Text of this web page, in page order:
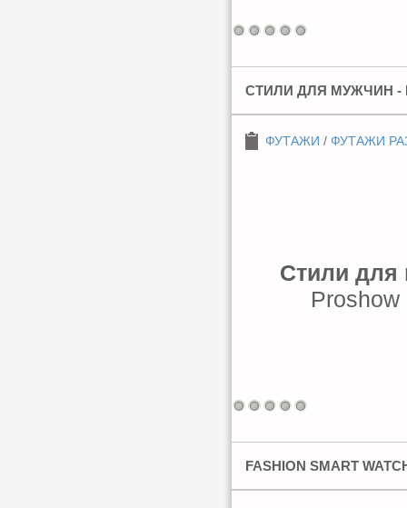
СТИЛИ ДЛЯ МУЖЧИН -
ФУТАЖИ / ФУТАЖИ
Стили для
FASHION SMART